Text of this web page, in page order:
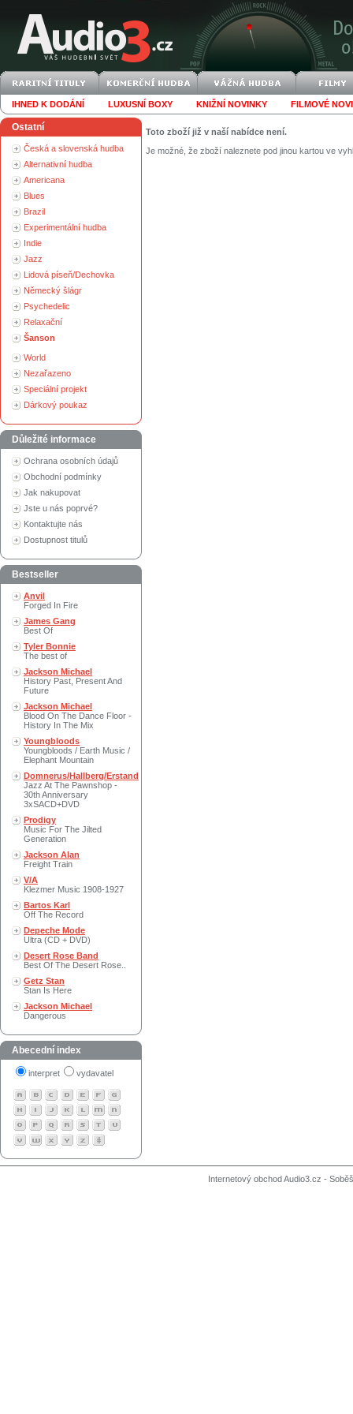
IHNED K DODÁNÍ LUXUSNÍ BOXY KNIŽNÍ NOVINKY FILMOVÉ
Ostatní
Česká a slovenská hudba
Alternativní hudba
Americana
Blues
Brazil
Experimentální hudba
Indie
Jazz
Lidová píseň/Dechovka
Německý šlágr
Psychedelic
Relaxační
Šanson
World
Nezařazeno
Speciální projekt
Dárkový poukaz
Důležité informace
Ochrana osobních údajů
Obchodní podmínky
Jak nakupovat
Jste u nás poprvé?
Kontaktujte nás
Dostupnost titulů
Bestseller
Anvil
Forged In Fire
James Gang
Best Of
Tyler Bonnie
The best of
Jackson Michael
History Past, Present And
Future
Jackson Michael
Blood On The Dance Floor -
History In The Mix
Youngbloods
Youngbloods / Earth Music /
Elephant Mountain
Domnerus/Hallberg/Erstand
Jazz At The Pawnshop -
30th Anniversary
3xSACD+DVD
Prodigy
Music For The Jilted
Generation
Jackson Alan
Freight Train
V/A
Klezmer Music 1908-1927
Bartos Karl
Off The Record
Depeche Mode
Ultra (CD + DVD)
Desert Rose Band
Best Of The Desert Rose..
Getz Stan
Stan Is Here
Jackson Michael
Dangerous
Abecední index
interpret vydavatel
Toto zboží již v naší nabídce není.
Je možné, že zboží naleznete pod jinou kartou ve
Internetový obchod Audio3.cz -